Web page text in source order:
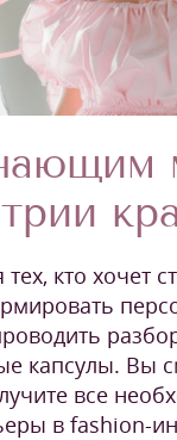
кто хочет
капсулы. Вы
все
в fashion-